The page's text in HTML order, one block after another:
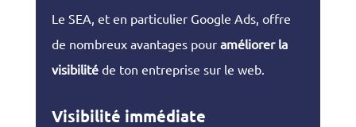
Le SEA, et en particulier Google Ads, offre
de nombreux avantages pour améliorer la
visibilitéde ton entreprise sur le web.
Visibilité immédiate